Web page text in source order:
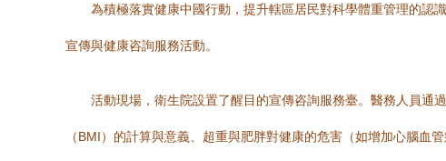
為積極落實健康中國行動，提升轄區居民對科學體重管理的認
宣傳與健康咨詢服務活動。
活動現場，衛生院設置了醒目的宣傳咨詢服務臺。醫務人員通
（BMI）的計算與意義、超重與肥胖對健康的危害（如增加心腦血